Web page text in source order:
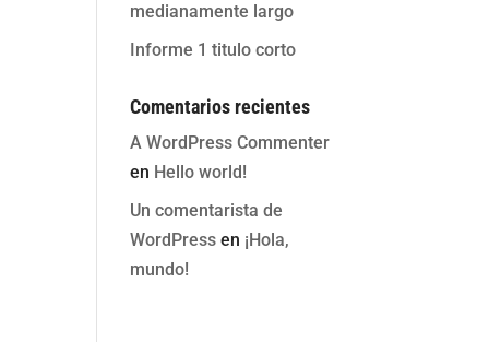
medianamente largo
Informe 1 titulo corto
Comentarios recientes
A WordPress Commenter
en Hello world!
Un comentarista de
WordPress en ¡Hola,
mundo!